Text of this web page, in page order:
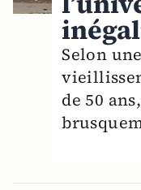
Selon
de 50